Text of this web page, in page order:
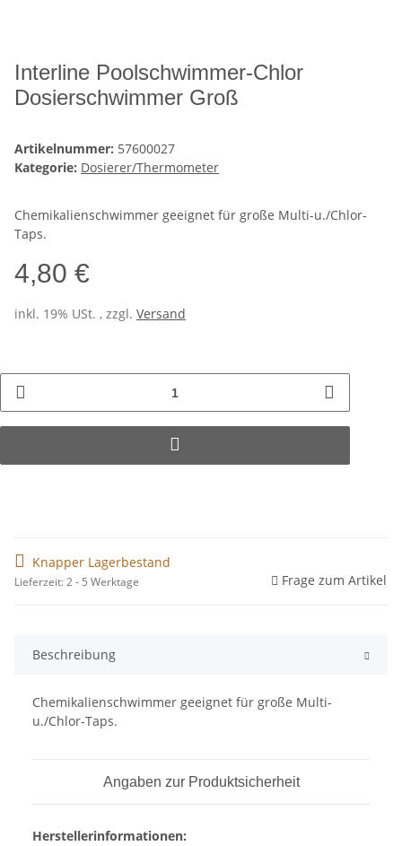
Interline Poolschwimmer-Chlor
Dosierschwimmer Groß
Artikelnummer: 57600027
Kategorie: Dosierer/Thermometer
Chemikalienschwimmer geeignet für große Multi-u./Chlor-
Taps.
4,80 €
inkl. 19% USt. , zzgl. Versand
Knapper Lagerbestand
Lieferzeit: 2 - 5 Werktage Frage zum Artikel
Beschreibung
Chemikalienschwimmer geeignet für große Multi-
u./Chlor-Taps.
Angaben zur Produktsicherheit
Herstellerinformationen: